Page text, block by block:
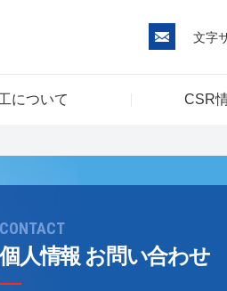
文字
について CSR
CONTACT
個人情報 お問い合わせ